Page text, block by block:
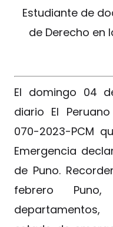
Estudiante de
de Derecho en
El domingo 04
diario El
070-2023-PCM
Emergencia
de Puno.
febrero